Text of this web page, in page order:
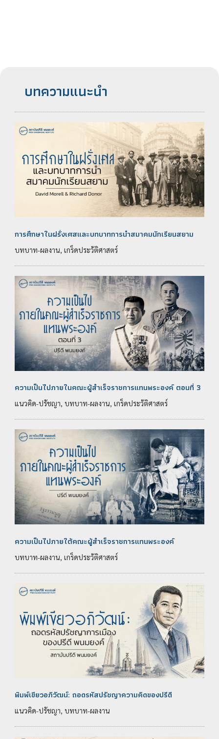
บทความแนะนำ
การศึกษาในฝรั่งเศสและบทบาทการนำสมาคมนักเรียนสยาม
บทบาท-ผลงาน, เกร็ดประวัติศาสตร์
ความเป็นไปภายในคณะผู้สำเร็จราชการแทนพระองค์ ตอนที่ 3
แนวคิด-ปรัชญา, บทบาท-ผลงาน, เกร็ดประวัติศาสตร์
ความเป็นไปภายใต้คณะผู้สำเร็จราชการแทนพระองค์
บทบาท-ผลงาน, เกร็ดประวัติศาสตร์
พิมพ์เขียวอภิวัฒน์: ถอดรหัสปรัชญาความคิดของปรีดี
แนวคิด-ปรัชญา, บทบาท-ผลงาน